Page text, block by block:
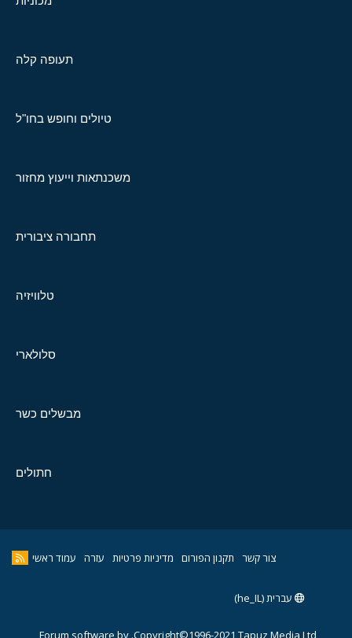
תעופה קלה
טיולים וחופש בחו"ל
משכנתאות וייעוץ מחזור
תחבורה ציבורית
טלוויזיה
סלולארי
מבשלים כשר
חתולים
צור קשר תקנון הפורום מדיניות פרטיות עזרה עמוד ראשי
עברית (he_IL)
Copyright©1996-2021,Tapuz Media Ltd.
Forum software by